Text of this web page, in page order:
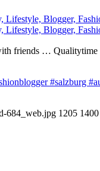
friends …
#salzburg
684_web.jpg 1205 1400